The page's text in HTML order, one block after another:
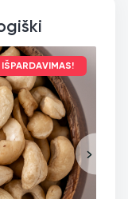
IŠPARDAVIMAS!